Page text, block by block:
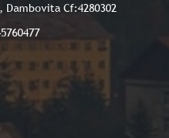
Dambovita Cf:4280302